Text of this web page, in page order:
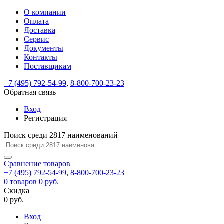
ВходРегистрация
Только
test@example.com
отправлена
по
ней
для
регистрации.
Ок
Только
Запомнить
меня
Забыли
Восстановление
пароля
Заполните
форму.
Мы
отправим
ссылку
на
указанный
электронный
адрес,
перейдя
по
которой
вы
новый
На
вашу
test@test.ru
отправлена
ссылка.
Перейдите
по
для
смены
пароля.
Введите
новый
пароль
Сменить
Пароль
успешно
Войти
Обратная
связь
Сообщение
пользовательского
соглашения
Ваше
сообщение
успешно
О компании
Оплата
Доставка
Сервис
Документы
Контакты
Поставщикам
+7 (495) 792-54-99, 8-800-700-23-23
Обратная связь
Вход
Регистрация
Поиск среди 2817 наименований
Сравнение товаров
+7 (495) 792-54-99, 8-800-700-23-23
0 товаров 0 руб.
Скидка
0 руб.
Вход